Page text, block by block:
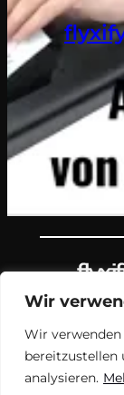
Wir
Wir
bereitzustellen
analysieren.
Teil des
flyxify.